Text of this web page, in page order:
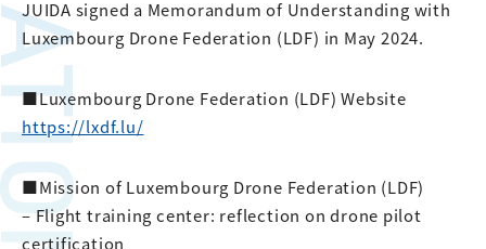
JUIDA signed a Memorandum of Understanding with
Luxembourg Drone Federation (LDF) in May 2024.
■Luxembourg Drone Federation (LDF) Website
https://lxdf.lu/
■Mission of Luxembourg Drone Federation (LDF)
– Flight training center: reflection on drone pilot
certification